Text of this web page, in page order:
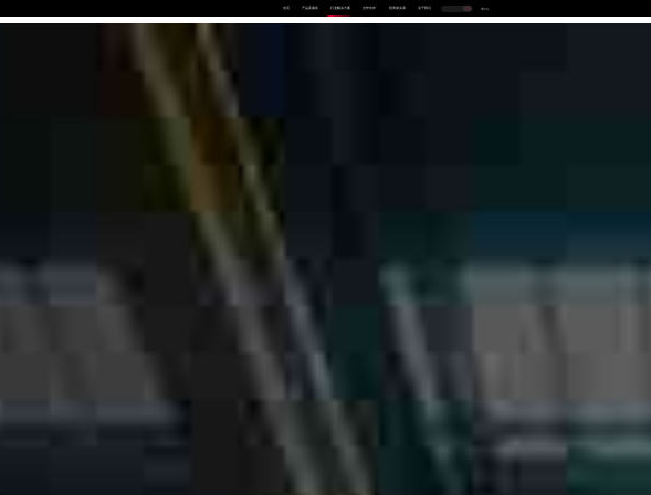
首页 产品及服务 行业解决方案 合作伙伴 投资者关系 关于我们 中EN